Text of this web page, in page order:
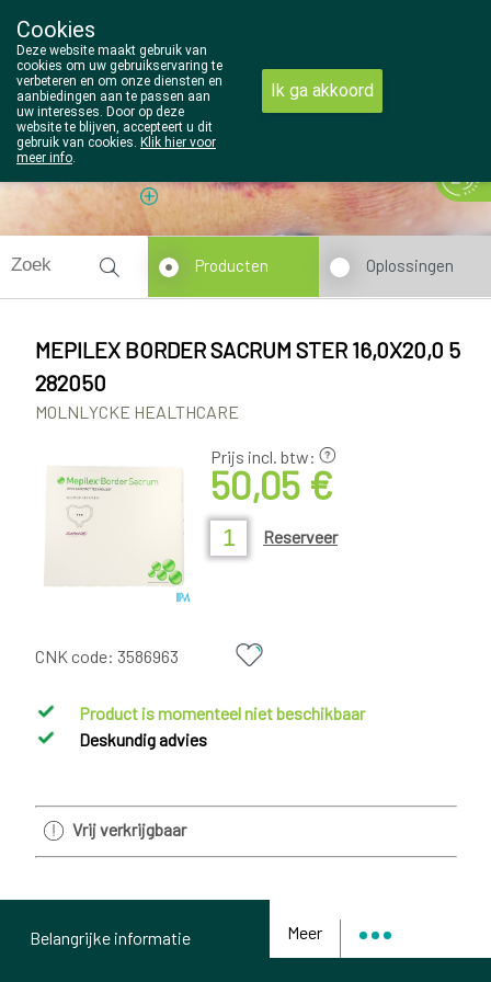
014/810298
Vandaag
Producten Oplossingen
MEPILEX BORDER SACRUM STER 16,0X20,0 5
282050
MOLNLYCKE HEALTHCARE
Prijs incl. btw:
50,05 €
Reserveer
CNK code: 3586963
Product is momenteel niet beschikbaar
Deskundig advies
Vrij verkrijgbaar
Meer
Belangrijke informatie
Cookies
Deze website maakt gebruik van
cookies om uw gebruikservaring te
verbeteren en om onze diensten en
aanbiedingen aan te passen aan
uw interesses. Door op deze
website te blijven, accepteert u dit
gebruik van cookies. Klik hier voor
meer info.
Ik ga akkoord